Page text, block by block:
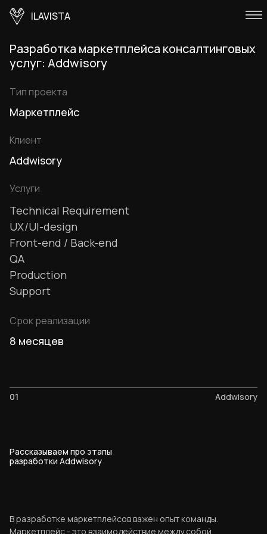
ILAVISTA
Разработка маркетплейса консалтинговых
услуг: Addwisory
Тип проекта
Маркетплейс
Клиент
Addwisory
Услуги
Technical Requirement
UX/UI-design
Front-end / Back-end
QA
Production
Support
Срок реализации
8 месяцев
01 Addwisory
Рассказываем про этапы
разработки Addwisory
В разработке маркетплейсов важен опыт команды.
Маркетплейс - это взаимодействие между собой